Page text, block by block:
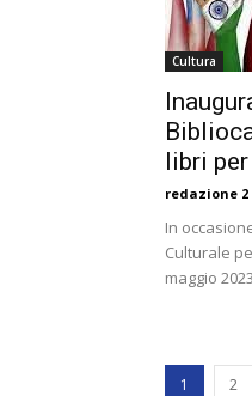
Cultura
libri
redazione 2
In
Culturale
maggio
1 2